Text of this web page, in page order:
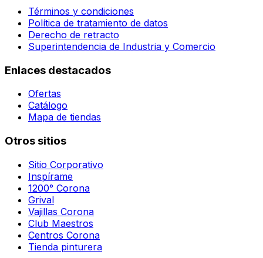
Términos y condiciones
Política de tratamiento de datos
Derecho de retracto
Superintendencia de Industria y Comercio
Enlaces destacados
Ofertas
Catálogo
Mapa de tiendas
Otros sitios
Sitio Corporativo
Inspírame
1200° Corona
Grival
Vajillas Corona
Club Maestros
Centros Corona
Tienda pinturera